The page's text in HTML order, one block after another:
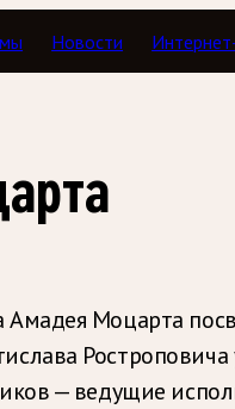
Новости
зал
Моцарта
— ведущие